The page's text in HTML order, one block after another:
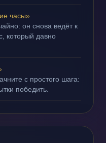
часы»
он снова ведёт к
который давно
с простого шага:
победить.